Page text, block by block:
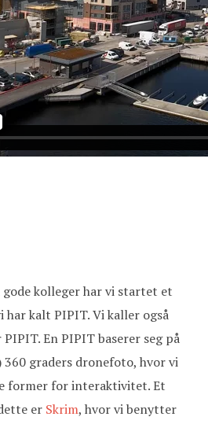
gode kolleger har vi startet et
har kalt PIPIT. Vi kaller også
En PIPIT baserer seg på
graders dronefoto, hvor vi
former for interaktivitet. Et
er Skrim, hvor vi benytter